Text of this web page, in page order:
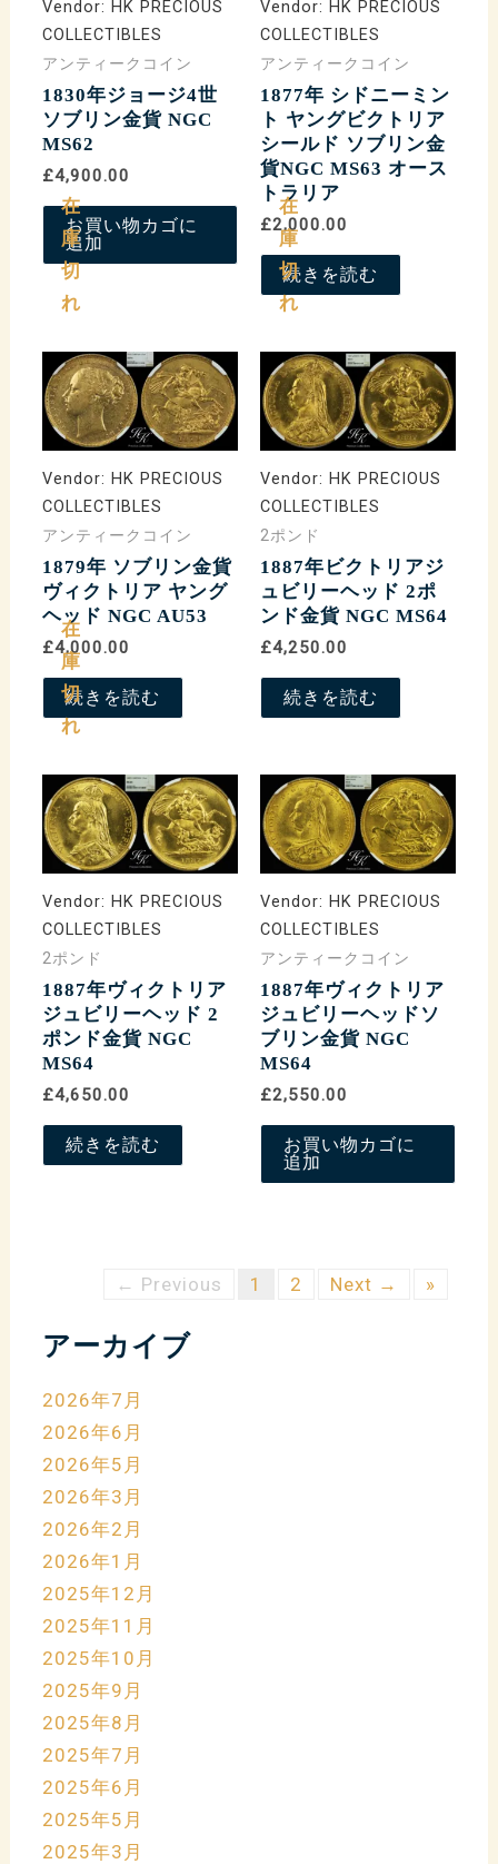
アーカイブ
2026年7月
2026年6月
2026年5月
2026年3月
2026年2月
2026年1月
2025年12月
2025年11月
2025年10月
2025年9月
2025年8月
2025年7月
2025年6月
2025年5月
2025年3月
Vendor: HK PRECIOUS
COLLECTIBLES
アンティークコイン
1830年ジョージ4世
ソブリン金貨 NGC
MS62
£4,900.00
お買い物カゴに
追加
Vendor: HK PRECIOUS
COLLECTIBLES
アンティークコイン
1877年 シドニーミン
ト ヤングビクトリア
シールド ソブリン金
貨NGC MS63 オース
トラリア
£2,000.00
続きを読む
在
庫
切
れ
Vendor: HK PRECIOUS
COLLECTIBLES
アンティークコイン
1879年 ソブリン金貨
ヴィクトリア ヤング
ヘッド NGC AU53
£4,000.00
続きを読む
在
庫
切
れ
Vendor: HK PRECIOUS
COLLECTIBLES
2ポンド
1887年ビクトリアジ
ュビリーヘッド 2ポ
ンド金貨 NGC MS64
£4,250.00
続きを読む
在
庫
切
れ
Vendor: HK PRECIOUS
COLLECTIBLES
2ポンド
1887年ヴィクトリア
ジュビリーヘッド 2
ポンド金貨 NGC
MS64
£4,650.00
続きを読む
Vendor: HK PRECIOUS
COLLECTIBLES
アンティークコイン
1887年ヴィクトリア
ジュビリーヘッドソ
ブリン金貨 NGC
MS64
£2,550.00
お買い物カゴに
追加
← Previous 1 2 Next → »